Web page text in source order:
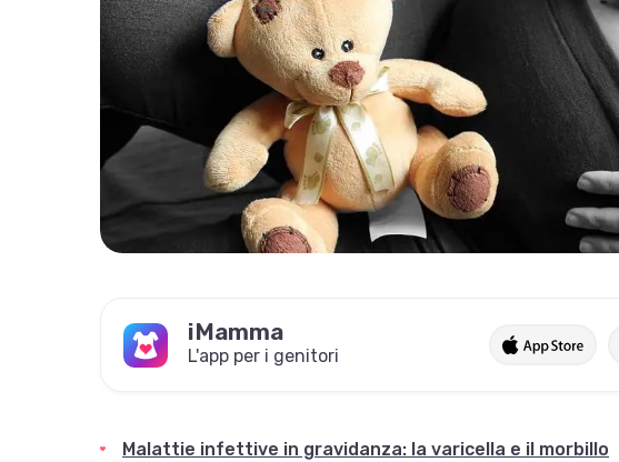
iMamma
L'app per i genitori
Malattie infettive in gravidanza: la varicella e il morbillo